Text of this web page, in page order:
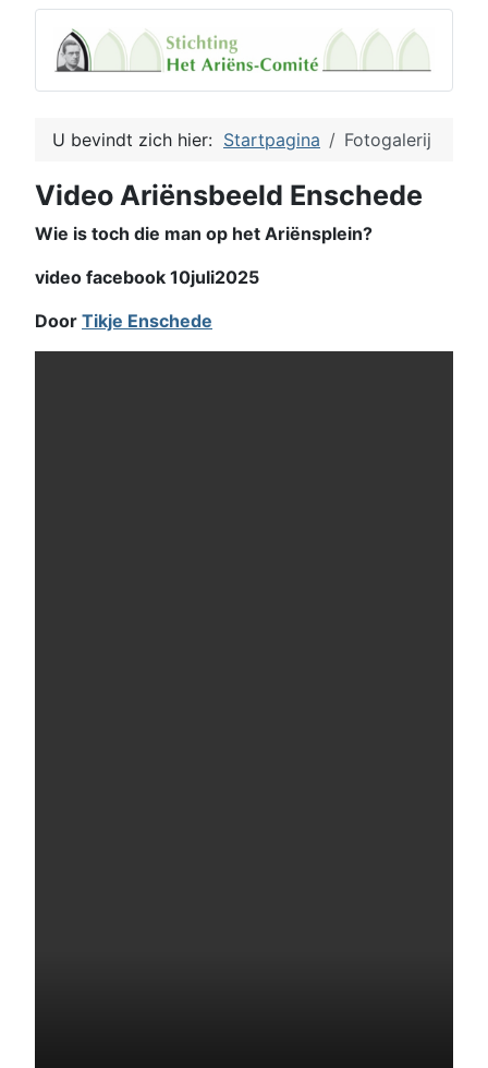
U bevindt zich hier: Startpagina Fotogalerij
Video Ariënsbeeld Enschede
Wie is toch die man op het Ariënsplein?
video facebook 10juli2025
Door Tikje Enschede